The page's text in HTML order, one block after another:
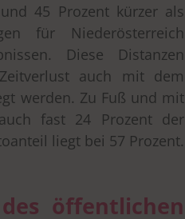
45 Prozent kürzer als
für Niederösterreich
Diese Distanzen
auch mit dem
werden. Zu Fuß und mit
fast 24 Prozent der
liegt bei 57 Prozent.
öffentlichen